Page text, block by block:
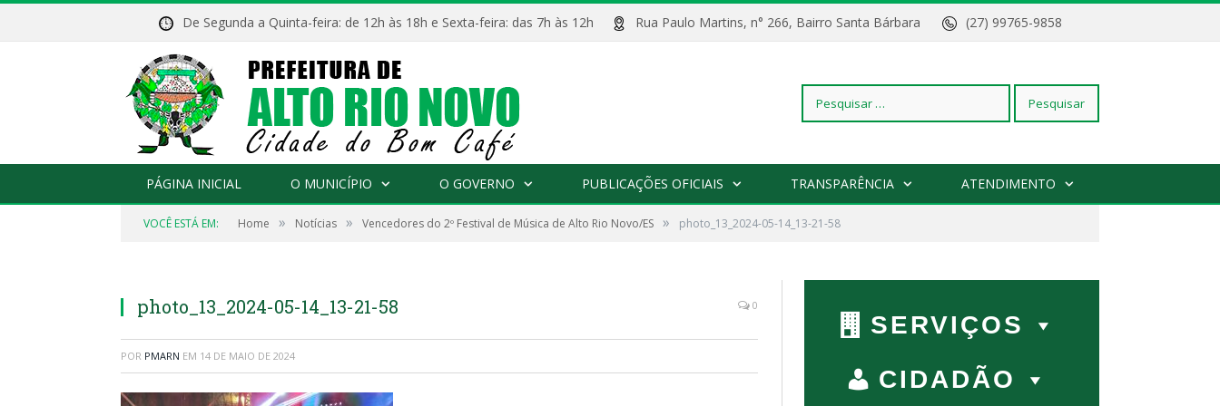
De Segunda a Quinta-feira: de 12h às 18h e Sexta-feira: das 7h às 12h Rua Paulo Martins, n° 266, Bairro Santa Bárbara (27) 99765-9858
Pesquisar
por:
PÁGINA INICIAL O MUNICÍPIO O GOVERNO PUBLICAÇÕES OFICIAIS TRANSPARÊNCIA ATENDIMENTO
VOCÊ ESTÁ EM: Home » Notícias » Vencedores do 2º Festival de Música de Alto Rio Novo/ES » photo_13_2024-05-14_13-21-58
photo_13_2024-05-14_13-21-58 0
POR PMARN EM 14 DE MAIO DE 2024
SERVIÇOS
CIDADÃO